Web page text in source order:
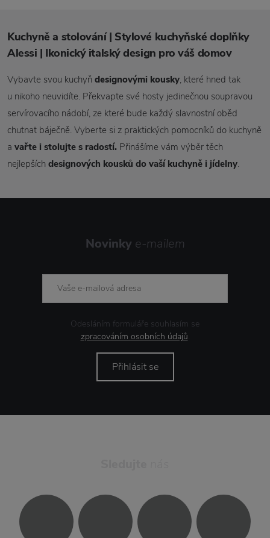
Kuchyně a stolování | Stylové kuchyňské doplňky
Alessi | Ikonický italský design pro váš domov
Vybavte svou kuchyň designovými kousky, které hned tak
u nikoho neuvidíte. Překvapte své hosty jedinečnou soupravou
servírovacího nádobí, ze které bude každý slavnostní oběd
chutnat báječně. Vyberte si z praktických pomocníků do kuchyně
a vařte i stolujte s radostí. Přinášíme vám výběr těch
nejlepších designových kousků do vaší kuchyně i jídelny.
Novinky e-mailem
Odesláním formuláře souhlasím se
zpracováním osobních údajů.
Přihlásit se